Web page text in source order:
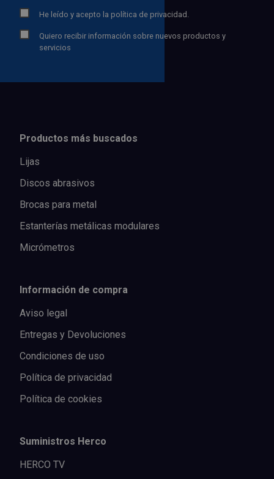
He leído y acepto la política de privacidad.
Quiero recibir información sobre nuevos productos y
servicios
Productos más buscados
Lijas
Discos abrasivos
Brocas para metal
Estanterías metálicas modulares
Micrómetros
Información de compra
Aviso legal
Entregas y Devoluciones
Condiciones de uso
Política de privacidad
Política de cookies
Suministros Herco
HERCO TV